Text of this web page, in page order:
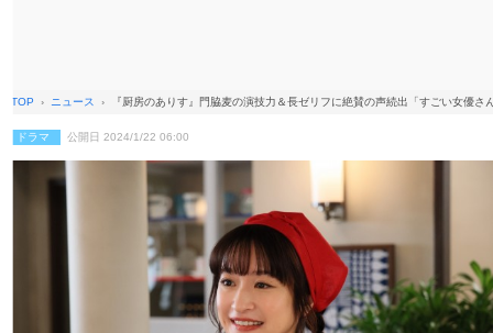
TOP ニュース 『厨房のありす』門脇麦の演技力＆長ゼリフに絶賛の声続出「すごい女優さ
ドラマ 公開日 2024/1/22 06:00